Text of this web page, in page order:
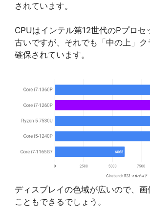
されています。
CPUはインテル第12世代のPプロセ
古いですが、それでも「中の上」ク
確保されています。
ディスプレイの色域が広いので、画
こともできるでしょう。